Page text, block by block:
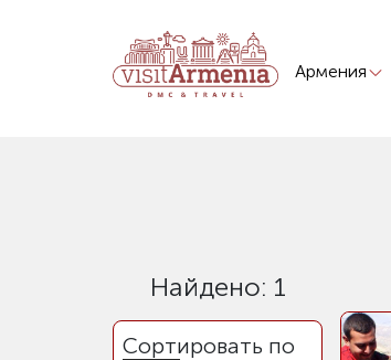
Армения
Найдено: 1
Сортировать по